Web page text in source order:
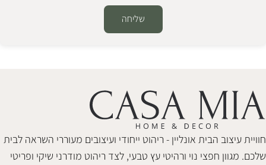
שליחה
חוויית עיצוב הבית אונליין - ריהוט ייחודי ועיצובים מעוררי השראה לבית
שלכם. מגוון חפצי נוי ורהיטי עץ טבעי, לצד ריהוט מודרני שיקי ופריטי